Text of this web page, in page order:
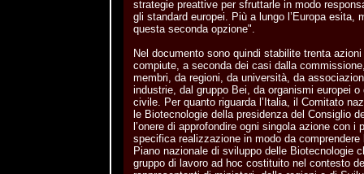
strategie preattive per sfruttarle in modo
gli standard europei. Più a lungo l’Europa esita,
questa seconda opzione".
Nel documento sono quindi stabilite trenta
compiute, a seconda dei casi dalla
membri, da regioni, da università, da
industrie, dal gruppo Bei, da organismi europei
civile. Per quanto riguarda l’Italia, il Comitato
le Biotecnologie della presidenza del Consiglio
l’onere di approfondire ogni singola azione con
specifica realizzazione in modo da
Piano nazionale di sviluppo delle Biotecnologie
gruppo di lavoro ad hoc costituito nel contesto